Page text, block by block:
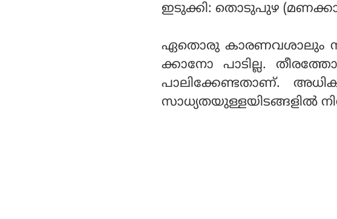
ഇടുക്കി: തൊടുപുഴ
ഏതൊരു കാരണവശാലും
ക്കാനോ പാടില്ല.
പാലിക്കേണ്ടതാണ്.
സാധ്യതയുള്ളയിടങ്ങളില്‍